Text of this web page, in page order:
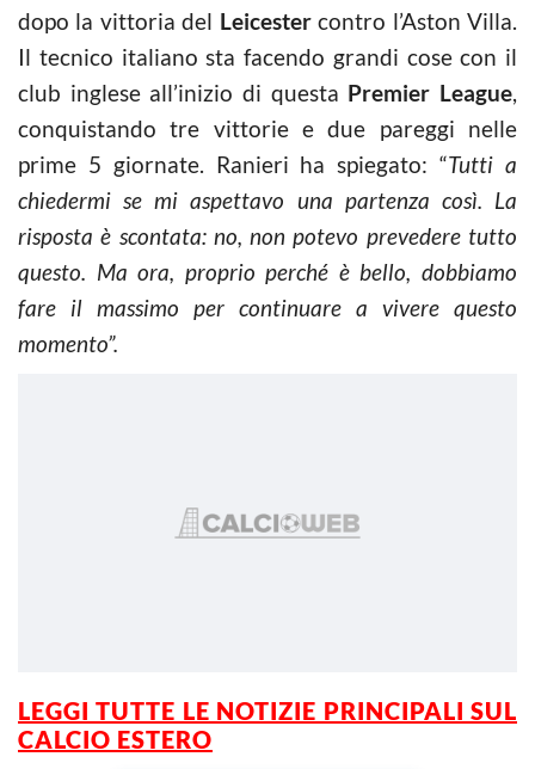
dopo la vittoria del Leicestercontro l’Aston Villa.
Il tecnico italiano sta facendo grandi cose con il
club inglese all’inizio di questa Premier League,
conquistando tre vittorie e due pareggi nelle
prime 5 giornate. Ranieri ha spiegato: “Tutti a
chiedermi se mi aspettavo una partenza così. La
risposta è scontata: no, non potevo prevedere tutto
questo. Ma ora, proprio perché è bello, dobbiamo
fare il massimo per continuare a vivere questo
momento”.
LEGGI TUTTE LE NOTIZIE PRINCIPALI SUL
CALCIO ESTERO